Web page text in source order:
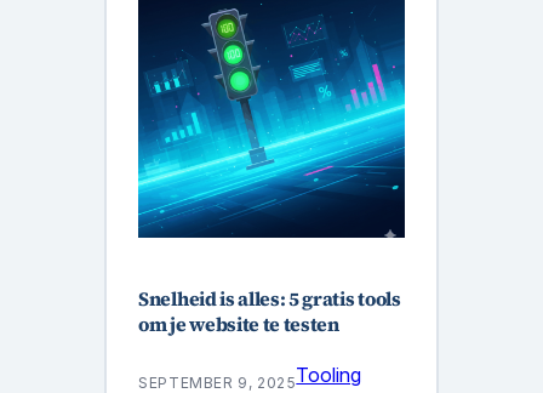
Snelheid is alles: 5 gratis tools
om je website te testen
SEPTEMBER 9, 2025Tooling